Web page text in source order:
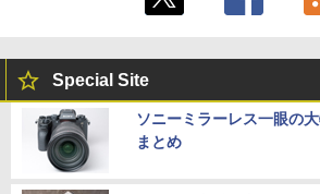
Special Site
ソニーミラーレス一眼の
まとめ